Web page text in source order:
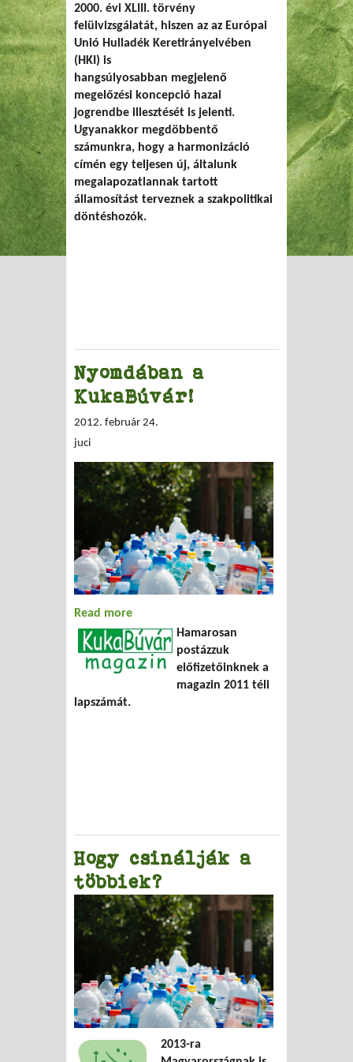
2000. évi XLIII. törvény
felülvizsgálatát, hiszen az az Európai
Unió Hulladék Keretirányelvében
(HKI) is
hangsúlyosabban megjelenő
megelőzési koncepció hazai
jogrendbe illesztését is jelenti.
Ugyanakkor megdöbbentő
számunkra, hogy a harmonizáció
címén egy teljesen új, általunk
megalapozatlannak tartott
államosítást terveznek a szakpolitikai
döntéshozók.
Nyomdában a
KukaBúvár!
2012. február 24.
juci
Read more
Hamarosan
postázzuk
előfizetőinknek a
magazin 2011 téli
lapszámát.
Hogy csinálják a
többiek?
2013-ra